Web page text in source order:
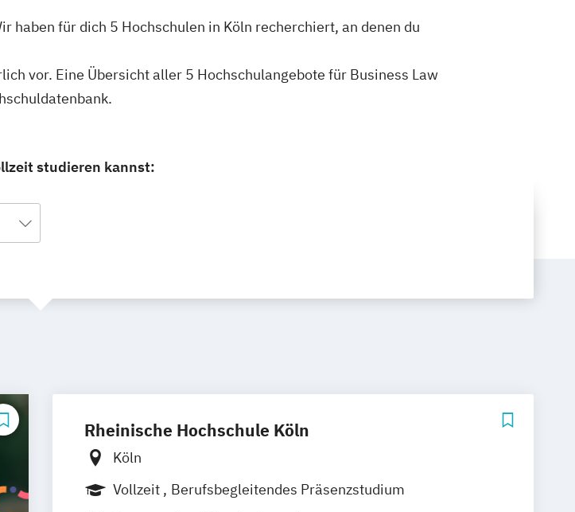
haben für dich 5 Hochschulen in Köln recherchiert, an denen du
vor. Eine Übersicht aller 5 Hochschulangebote für Business Law
studieren kannst:
Rheinische Hochschule Köln
Köln
Vollzeit
Berufsbegleitendes Präsenzstudium